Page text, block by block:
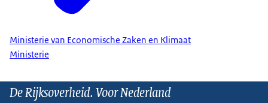
Ministerie van Economische Zaken en Klimaat
Ministerie
De Rijksoverheid. Voor Nederland